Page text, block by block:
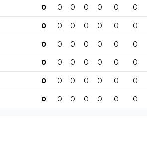
0 0 0 0 0 0 0
0 0 0 0 0 0 0
0 0 0 0 0 0 0
0 0 0 0 0 0 0
0 0 0 0 0 0 0
0 0 0 0 0 0 0